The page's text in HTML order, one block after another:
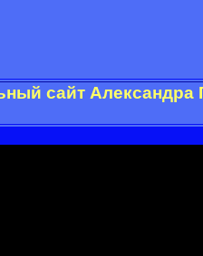
сайт Александра